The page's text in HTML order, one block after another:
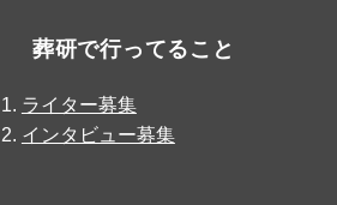
葬研で行ってること
ライター募集
インタビュー募集